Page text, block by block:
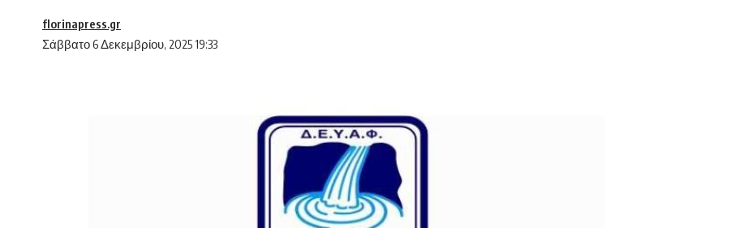
Σάββατο 6 Δεκεμβρίου, 2025 19:33
florinapress.gr